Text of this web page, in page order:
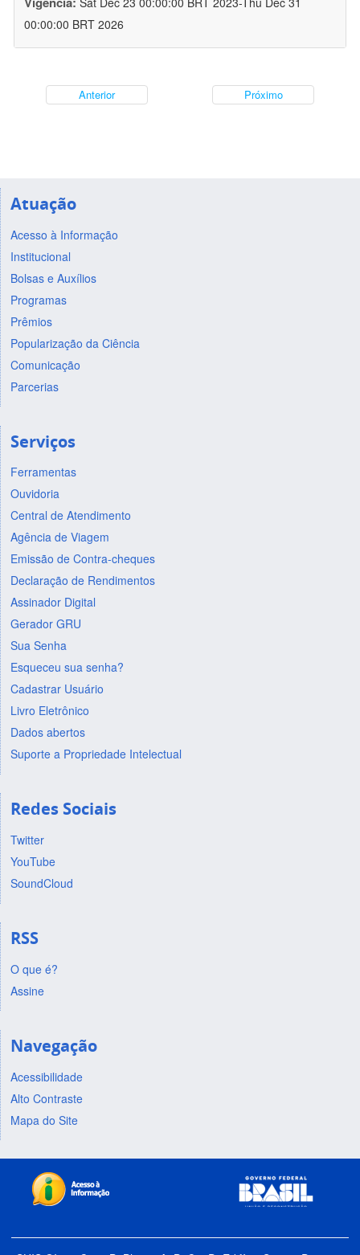
00:00:00 BRT 2026
Anterior Próximo
Atuação
Acesso à Informação
Institucional
Bolsas e Auxílios
Programas
Prêmios
Popularização da Ciência
Comunicação
Parcerias
Serviços
Ferramentas
Ouvidoria
Central de Atendimento
Agência de Viagem
Emissão de Contra-cheques
Declaração de Rendimentos
Assinador Digital
Gerador GRU
Sua Senha
Esqueceu sua senha?
Cadastrar Usuário
Livro Eletrônico
Dados abertos
Suporte a Propriedade Intelectual
Redes Sociais
Twitter
YouTube
SoundCloud
RSS
O que é?
Assine
Navegação
Acessibilidade
Alto Contraste
Mapa do Site